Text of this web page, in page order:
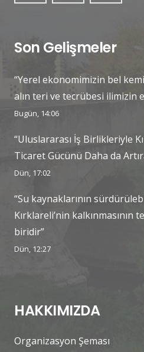
Son Gelişmeler
“Yerel ekonomimizin bel
alın teri ve tecrübesi ilimizin
Bugün, 14:06
“Uluslararası İş Birlikleriyle
Ticaret Gücünü Daha da
Dün, 17:02
“Su kaynaklarının
Kırklareli’nin kalkınmasının
biridir”
Dün, 12:27
HAKKIMIZDA
Organizasyon Şeması